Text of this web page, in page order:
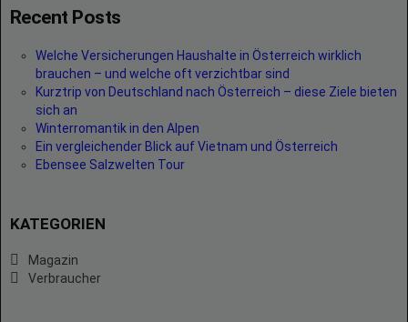
Recent Posts
Welche Versicherungen Haushalte in Österreich wirklich
brauchen – und welche oft verzichtbar sind
Kurztrip von Deutschland nach Österreich – diese Ziele bieten
sich an
Winterromantik in den Alpen
Ein vergleichender Blick auf Vietnam und Österreich
Ebensee Salzwelten Tour
KATEGORIEN
Magazin
Verbraucher